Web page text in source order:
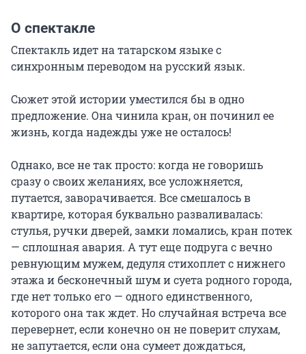
О спектакле
Спектакль идет на татарском языке с
синхронным переводом на русский язык.
Сюжет этой истории уместился бы в одно
предложение. Она чинила кран, он починил ее
жизнь, когда надежды уже не осталось!
Однако, все не так просто: когда не говоришь
сразу о своих желаниях, все усложняется,
путается, заворачивается. Все смешалось в
квартире, которая буквально разваливалась:
стулья, ручки дверей, замки ломались, кран потек
— сплошная авария. А тут еще подруга с вечно
ревнующим мужем, дедуля стихоплет с нижнего
этажа и бесконечный шум и суета родного города,
где нет только его — одного единственного,
которого она так ждет. Но случайная встреча все
перевернет, если конечно он не поверит слухам,
не запутается, если она сумеет дождаться,